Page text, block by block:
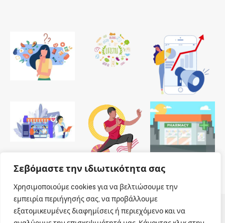
Σεβόμαστε την ιδιωτικότητα σας
Χρησιμοποιούμε cookies για να βελτιώσουμε την
εμπειρία περιήγησής σας, να προβάλλουμε
εξατομικευμένες διαφημίσεις ή περιεχόμενο και να
© 2026 Dailypharmanews. Designed byDailypharmanews